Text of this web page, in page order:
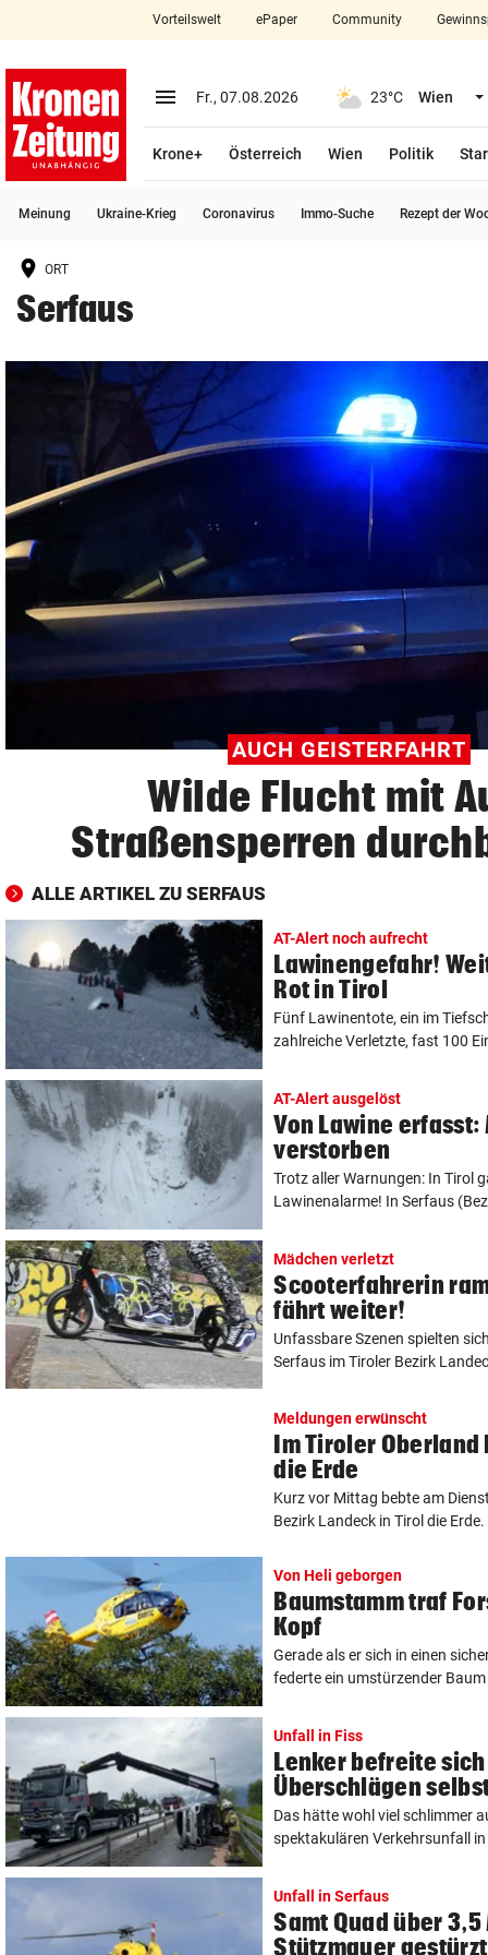
closeSchließen
account_circle Anmelden
arrow_right
bookmark Merkliste
search
Suchbegriff
eingeben
© Krone Multimedia GmbH & Co KG 2026
Muthgasse 2, 1190 Wien
Vorteilswelt ePaper Community
menu Menü aufklappen
Fr., 07.08.2026 23°C Wien
Krone+ Österreich Wien Politik
Meinung Ukraine-Krieg Coronavirus Immo-Suche Rezept der
ORT
Serfaus
AUCH GEISTERFAHRT
Wilde Flucht mit
Straßensperren
ALLE ARTIKEL ZU SERFAUS
AT-Alert noch aufrecht
Lawinengefahr!
Rot in Tirol
Fünf Lawinentote, ein im
zahlreiche Verletzte, fast 100
AT-Alert ausgelöst
Von Lawine erfasst:
verstorben
Trotz aller Warnungen: In Tirol
Lawinenalarme! In Serfaus
Mädchen verletzt
Scooterfahrerin
fährt weiter!
Unfassbare Szenen spielten
Serfaus im Tiroler Bezirk
Meldungen erwünscht
Im Tiroler
die Erde
Kurz vor Mittag bebte am
Bezirk Landeck in Tirol die Erde.
Von Heli geborgen
Baumstamm traf
Kopf
Gerade als er sich in einen
federte ein umstürzender
Unfall in Fiss
Lenker befreite
Überschlägen
Das hätte wohl viel schlimmer
spektakulären Verkehrsunfall
Unfall in Serfaus
Samt Quad über
Stützmauer gestürzt